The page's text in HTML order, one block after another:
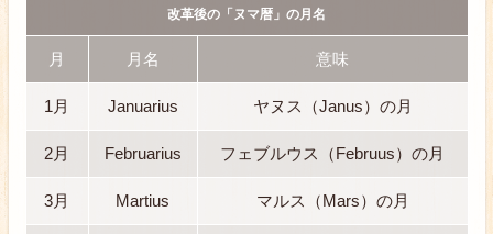
改革後の「ヌマ暦」の月名
月 月名 意味
1月 Januarius ヤヌス（Janus）の月
2月 Februarius フェブルウス（Februus）の月
3月 Martius マルス（Mars）の月